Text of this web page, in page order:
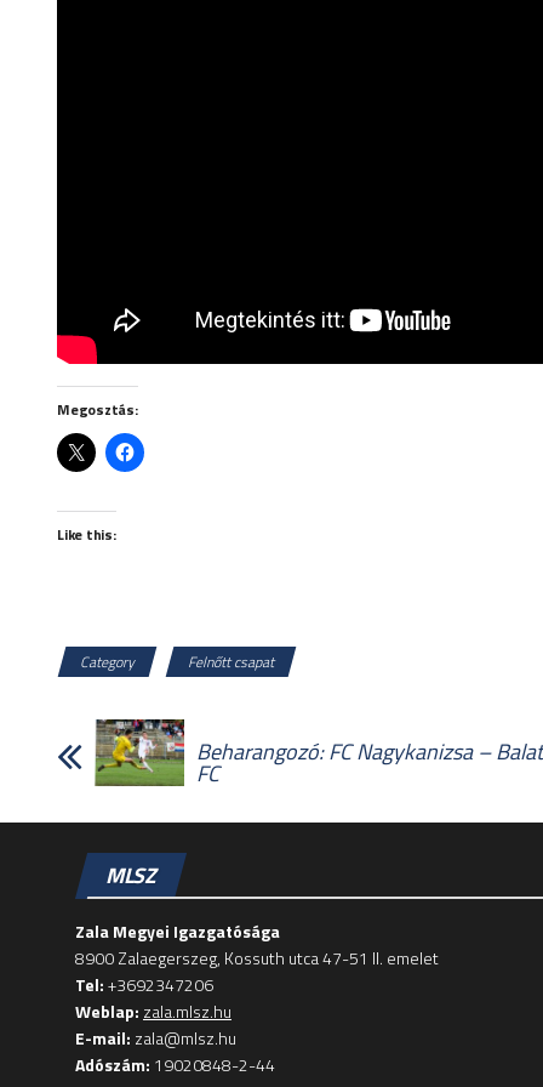
Megosztás:
Like this:
Category Felnőtt csapat
Beharangozó: FC Nagykanizsa –
FC
MLSZ
Zala Megyei Igazgatósága
8900 Zalaegerszeg, Kossuth utca 47-51 II. emelet
Tel:+3692347206
Weblap: zala.mlsz.hu
E-mail: zala@mlsz.hu
Adószám: 19020848-2-44